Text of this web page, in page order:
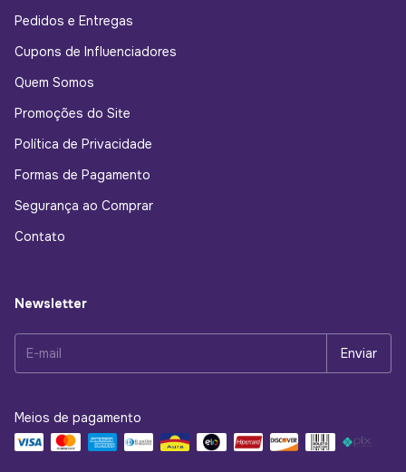
Pedidos e Entregas
Cupons de Influenciadores
Quem Somos
Promoções do Site
Política de Privacidade
Formas de Pagamento
Segurança ao Comprar
Contato
Newsletter
Meios de pagamento